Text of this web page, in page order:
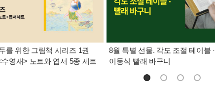
를 위한 그림책 시리즈 1권
영새> 노트와 엽서 5종 세트
8월 특별 선물. 각도 조절 테이블 ·
이동식 빨래 바구니